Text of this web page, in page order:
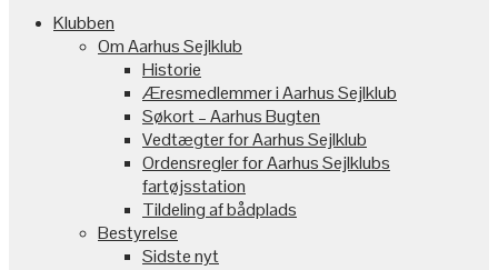
Klubben
Om Aarhus Sejlklub
Historie
Æresmedlemmer i Aarhus Sejlklub
Søkort – Aarhus Bugten
Vedtægter for Aarhus Sejlklub
Ordensregler for Aarhus Sejlklubs
fartøjsstation
Tildeling af bådplads
Bestyrelse
Sidste nyt